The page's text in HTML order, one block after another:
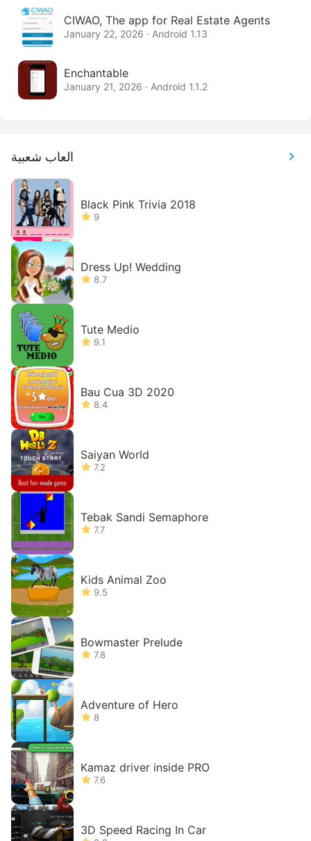
CIWAO, The app for Real Estate Agents
January 22, 2026 · Android 1.13
Enchantable
January 21, 2026 · Android 1.1.2
العاب شعبية
Black Pink Trivia 2018
9
Dress Up! Wedding
8.7
Tute Medio
9.1
Bau Cua 3D 2020
8.4
Saiyan World
7.2
Tebak Sandi Semaphore
7.7
Kids Animal Zoo
9.5
Bowmaster Prelude
7.8
Adventure of Hero
8
Kamaz driver inside PRO
7.6
3D Speed Racing In Car